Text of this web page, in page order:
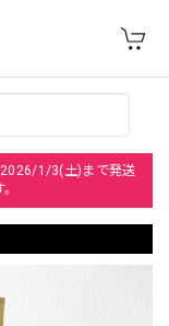
1/3(土)まで発送